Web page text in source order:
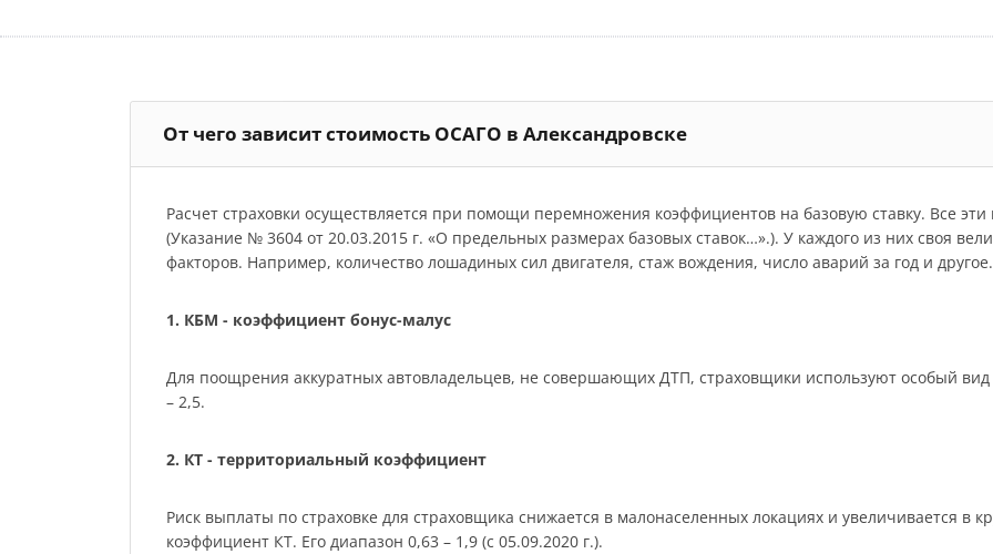
От чего зависит стоимость ОСАГО в Александровске
Расчет страховки осуществляется при помощи перемножения коэффициентов на базовую ставку. Все
(Указание № 3604 от 20.03.2015 г. «О предельных размерах базовых ставок…».). У каждого из них своя
факторов. Например, количество лошадиных сил двигателя, стаж вождения, число аварий за год и другое.
1. КБМ - коэффициент бонус-малус
Для поощрения аккуратных автовладельцев, не совершающих ДТП, страховщики используют особый
– 2,5.
2. КТ - территориальный коэффициент
Риск выплаты по страховке для страховщика снижается в малонаселенных локациях и увеличивается в
коэффициент КТ. Его диапазон 0,63 – 1,9 (с 05.09.2020 г.).